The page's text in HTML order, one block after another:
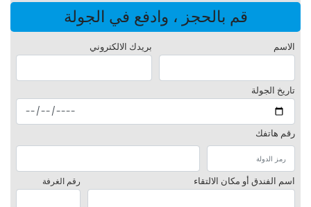
قم بالحجز ، وادفع في الجولة
الاسم بريدك الالكتروني
تاريخ الجولة
رقم هاتفك
اسم الفندق أو مكان الالتقاء رقم الغرفة